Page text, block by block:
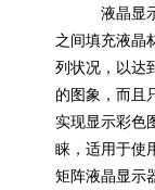
液晶显
之间填充液晶
列状况，以达
的图象，而且
实现显示彩色
睐，适用于使
矩阵液晶显示